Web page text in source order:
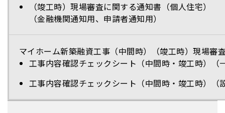
（竣工時）現場審査に関する通知書（個人住宅）
（金融機関通知用、申請者通知用）
マイホーム新築融資工事（中間時）（竣工時）現場審
工事内容確認チェックシート（中間時・竣工時）（
工事内容確認チェックシート（中間時・竣工時）（